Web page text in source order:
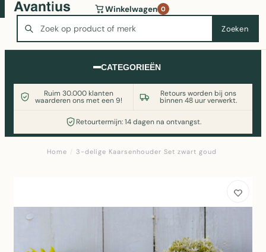
Zoeken
Winkelwagen 0
CATEGORIEËN
Ruim 30.000 klanten
waarderen ons met een 9!
Retours worden bij ons
binnen 48 uur verwerkt.
Retourtermijn: 14 dagen na ontvangst.
Wasmachine of koelkast nodig? Vergelijk alle prijzen op
Witgoedaanbod.nl
Home / 3-delige Kaarsenhouder Set zwart goud